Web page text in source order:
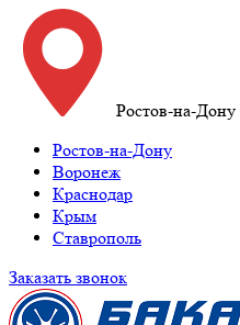
Ростов-на-Дону
Ростов-на-Дону
Воронеж
Краснодар
Крым
Ставрополь
Заказать звонок